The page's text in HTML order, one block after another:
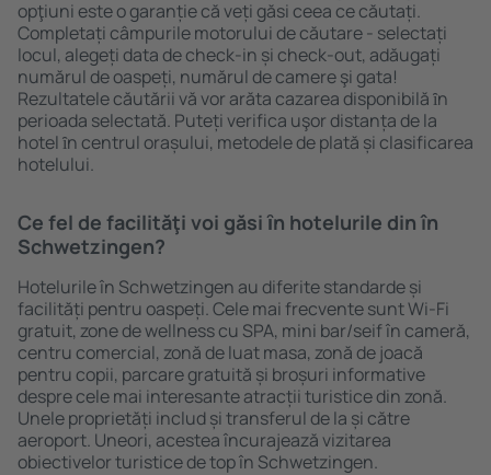
opţiuni este o garanție că veți găsi ceea ce căutați.
Completați câmpurile motorului de căutare - selectați
locul, alegeți data de check-in și check-out, adăugați
numărul de oaspeți, numărul de camere şi gata!
Rezultatele căutării vă vor arăta cazarea disponibilă ȋn
perioada selectată. Puteți verifica uşor distanța de la
hotel ȋn centrul orașului, metodele de plată și clasificarea
hotelului.
Ce fel de facilităţi voi găsi ȋn hotelurile din în
Schwetzingen?
Hotelurile în Schwetzingen au diferite standarde și
facilități pentru oaspeți. Cele mai frecvente sunt Wi-Fi
gratuit, zone de wellness cu SPA, mini bar/seif în cameră,
centru comercial, zonă de luat masa, zonă de joacă
pentru copii, parcare gratuită și broșuri informative
despre cele mai interesante atracții turistice din zonă.
Unele proprietăți includ și transferul de la și către
aeroport. Uneori, acestea încurajează vizitarea
obiectivelor turistice de top în Schwetzingen.